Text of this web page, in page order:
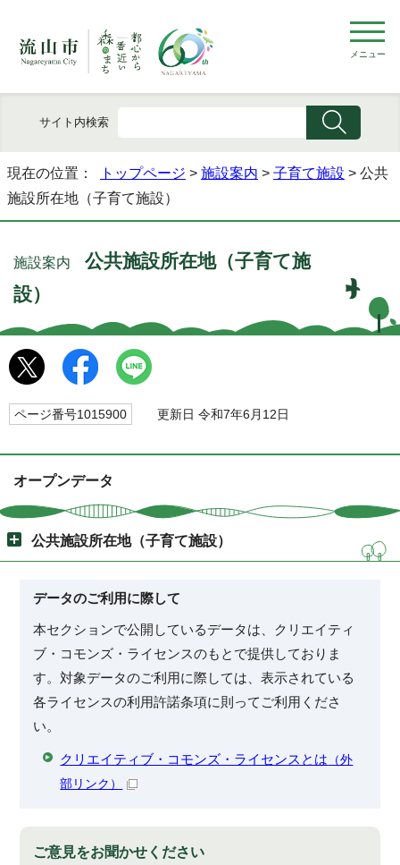
メニュー
サイト内検索
現在の位置： トップページ > 施設案内 > 子育て施設 > 公共
施設所在地（子育て施設）
施設案内 公共施設所在地（子育て施
設）
ページ番号1015900 更新日 令和7年6月12日
オープンデータ
公共施設所在地（子育て施設）
データのご利用に際して
本セクションで公開しているデータは、クリエイティ
ブ・コモンズ・ライセンスのもとで提供しておりま
す。対象データのご利用に際しては、表示されている
各ライセンスの利用許諾条項に則ってご利用くださ
い。
クリエイティブ・コモンズ・ライセンスとは （外
部リンク）
ご意見をお聞かせください